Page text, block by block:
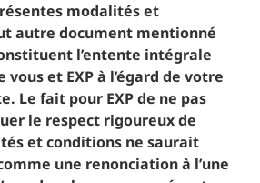
modalités et
autre document mentionné
l’entente intégrale
et EXP à l’égard de votre
Le fait pour EXP de ne pas
le respect rigoureux de
et conditions ne saurait
une renonciation à l’une